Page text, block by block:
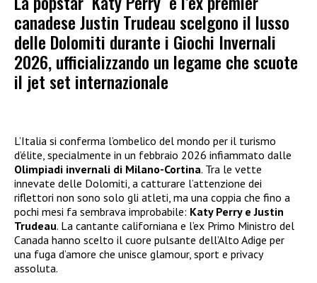
canadese Justin Trudeau scelgono il lusso
delle Dolomiti durante i Giochi Invernali
2026, ufficializzando un legame che scuote
il jet set internazionale
L’Italia si conferma l’ombelico del mondo per il turismo
d’élite, specialmente in un febbraio 2026 infiammato dalle
Olimpiadi invernali di Milano-Cortina. Tra le vette
innevate delle Dolomiti, a catturare l’attenzione dei
riflettori non sono solo gli atleti, ma una coppia che fino a
pochi mesi fa sembrava improbabile: Katy Perry e Justin
Trudeau. La cantante californiana e l’ex Primo Ministro del
Canada hanno scelto il cuore pulsante dell’Alto Adige per
una fuga d’amore che unisce glamour, sport e privacy
assoluta.